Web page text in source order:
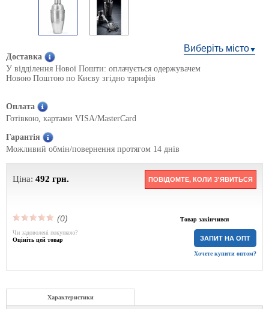
Виберіть місто
Доставка
У відділення Нової Пошти: оплачується одержувачем
Новою Поштою по Києву згідно тарифів
Оплата
Готівкою, картами VISA/MasterCard
Гарантія
Можливий обмін/повернення протягом 14 днів
Ціна: 492 грн. ПОВІДОМТЕ, КОЛИ З'ЯВИТЬСЯ
(0) Товар закінчився
ЗАПИТ НА ОПТ
Хочете купити оптом?
Чи задоволені покупкою?
Оцініть цей товар
Характеристики